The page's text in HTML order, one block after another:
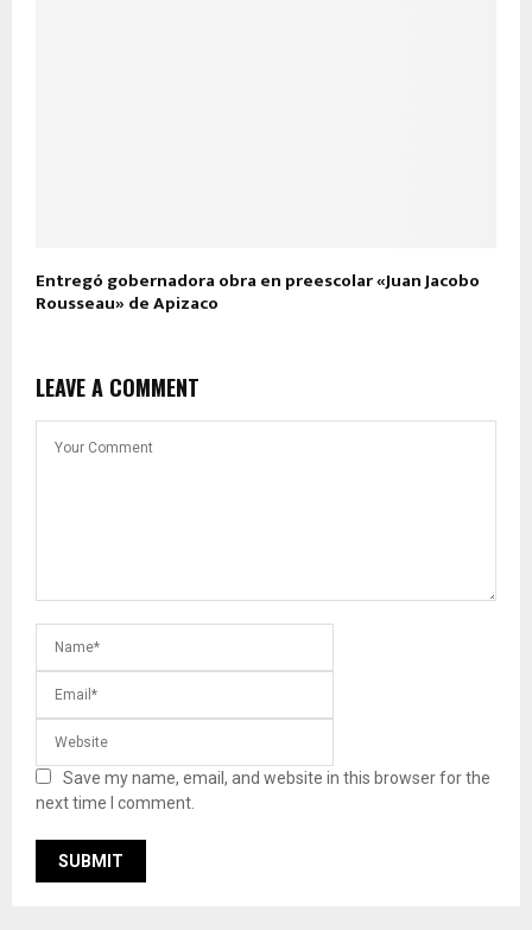
Entregó gobernadora obra en preescolar «Juan Jacobo
Rousseau» de Apizaco
LEAVE A COMMENT
Save my name, email, and website in this browser for the
next time I comment.